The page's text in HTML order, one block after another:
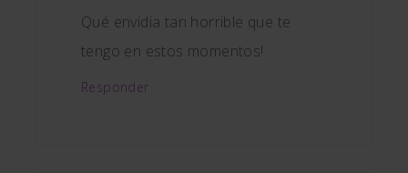
Qué envidia tan horrible que te
tengo en estos momentos!
Responder